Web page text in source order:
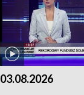
03.08.2026